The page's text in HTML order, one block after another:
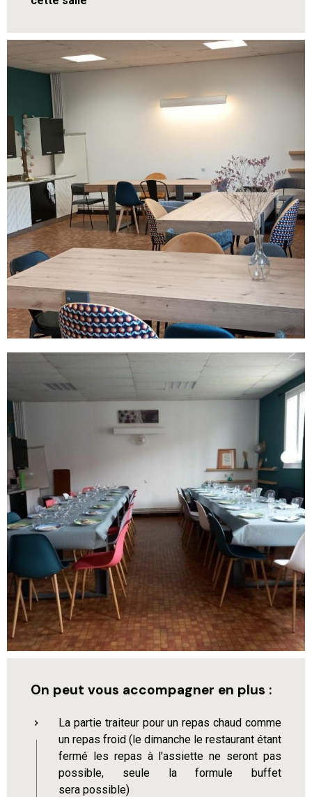
On peut vous accompagner en plus :
La partie traiteur pour un repas chaud comme
un repas froid (le dimanche le restaurant étant
fermé les repas à l'assiette ne seront pas
possible, seule la formule buffet
sera possible)